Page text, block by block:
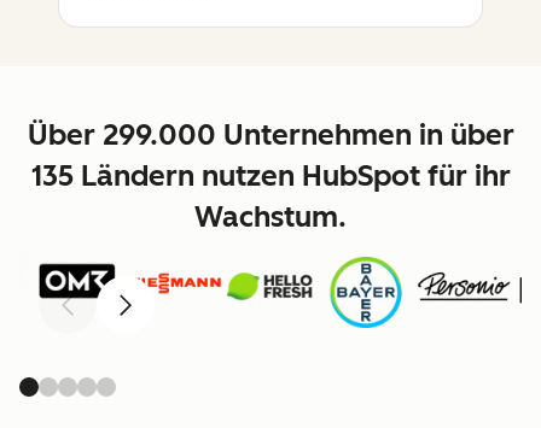
Über 299.000 Unternehmen in über
135 Ländern nutzen HubSpot für ihr
Wachstum.
ZurückWeiter